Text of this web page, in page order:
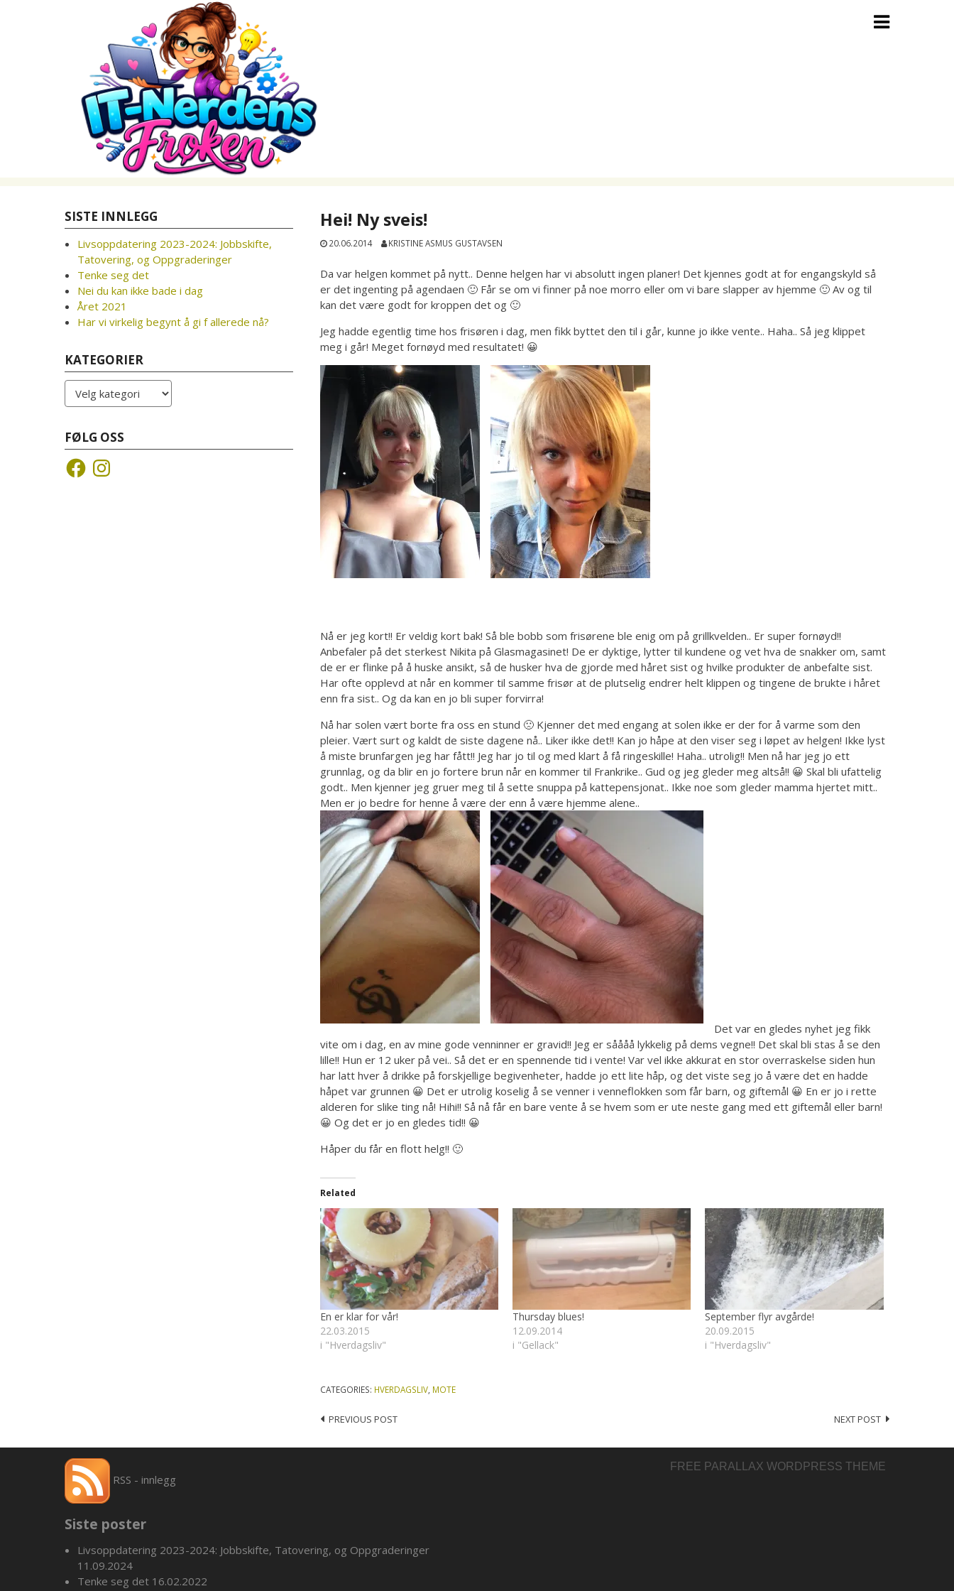
Hei! Ny sveis!
20.06.2014 KRISTINE ASMUS GUSTAVSEN
Da var helgen kommet på nytt.. Denne helgen har vi absolutt ingen planer! Det kjennes godt at for engangskyld så
er det ingenting på agendaen 🙂 Får se om vi finner på noe morro eller om vi bare slapper av hjemme 🙂 Av og til
kan det være godt for kroppen det og 🙂
Jeg hadde egentlig time hos frisøren i dag, men fikk byttet den til i går, kunne jo ikke vente.. Haha.. Så jeg klippet
meg i går! Meget fornøyd med resultatet! 😀
Nå er jeg kort!! Er veldig kort bak! Så ble bobb som frisørene ble enig om på grillkvelden.. Er super fornøyd!!
Anbefaler på det sterkest Nikita på Glasmagasinet! De er dyktige, lytter til kundene og vet hva de snakker om, samt
de er er flinke på å huske ansikt, så de husker hva de gjorde med håret sist og hvilke produkter de anbefalte sist.
Har ofte opplevd at når en kommer til samme frisør at de plutselig endrer helt klippen og tingene de brukte i håret
enn fra sist.. Og da kan en jo bli super forvirra!
Nå har solen vært borte fra oss en stund 🙁 Kjenner det med engang at solen ikke er der for å varme som den
pleier. Vært surt og kaldt de siste dagene nå.. Liker ikke det!! Kan jo håpe at den viser seg i løpet av helgen! Ikke lyst
å miste brunfargen jeg har fått!! Jeg har jo til og med klart å få ringeskille! Haha.. utrolig!! Men nå har jeg jo ett
grunnlag, og da blir en jo fortere brun når en kommer til Frankrike.. Gud og jeg gleder meg altså!! 😀 Skal bli ufattelig
godt.. Men kjenner jeg gruer meg til å sette snuppa på kattepensjonat.. Ikke noe som gleder mamma hjertet mitt..
Men er jo bedre for henne å være der enn å være hjemme alene..
Det var en gledes nyhet jeg fikk
vite om i dag, en av mine gode venninner er gravid!! Jeg er såååå lykkelig på dems vegne!! Det skal bli stas å se den
lille!! Hun er 12 uker på vei.. Så det er en spennende tid i vente! Var vel ikke akkurat en stor overraskelse siden hun
har latt hver å drikke på forskjellige begivenheter, hadde jo ett lite håp, og det viste seg jo å være det en hadde
håpet var grunnen 😀 Det er utrolig koselig å se venner i venneflokken som får barn, og giftemål 😀 En er jo i rette
alderen for slike ting nå! Hihi!! Så nå får en bare vente å se hvem som er ute neste gang med ett giftemål eller barn!
😀 Og det er jo en gledes tid!! 😀
Håper du får en flott helg!! 🙂
Related
En er klar for vår!
22.03.2015
i "Hverdagsliv"
Thursday blues!
12.09.2014
i "Gellack"
September flyr avgårde!
20.09.2015
i "Hverdagsliv"
CATEGORIES: HVERDAGSLIV MOTE
Post
navigation
PREVIOUS POST NEXT POST
SISTE INNLEGG
Livsoppdatering 2023-2024: Jobbskifte,
Tatovering, og Oppgraderinger
Tenke seg det
Nei du kan ikke bade i dag
Året 2021
Har vi virkelig begynt å gi f allerede nå?
KATEGORIER
Kategorier
FØLG OSS
FacebookInstagram
RSS - innlegg
Siste poster
Livsoppdatering 2023-2024: Jobbskifte, Tatovering, og Oppgraderinger
11.09.2024
Tenke seg det 16.02.2022
FREE PARALLAX WORDPRESS THEME